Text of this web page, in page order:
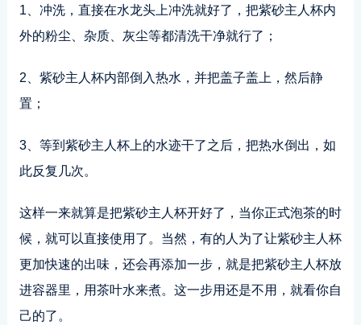
1、冲洗，直接在水龙头上冲洗就好了，把紫砂主人杯内
外的粉尘、杂质、灰尘等都清洗干净就行了；
2、紫砂主人杯内部倒入热水，并把盖子盖上，然后静
置；
3、等到紫砂主人杯上的水迹干了之后，把热水倒出，如
此反复几次。
这样一来就算是把紫砂主人杯开好了，当你正式泡茶的时
候，就可以直接使用了。当然，有的人为了让紫砂主人杯
更加快速的出味，还会再添加一步，就是把紫砂主人杯放
进容器里，用茶叶水来煮。这一步用还是不用，就看你自
己的了。